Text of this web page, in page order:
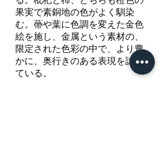
果実で素銅地の色がよく馴染
む。蔕や葉に色調を変えた金色
絵を施し、金属という素材の、
限定された色彩の中で、より豊
かに、奥行きのある表現を試み
ている。